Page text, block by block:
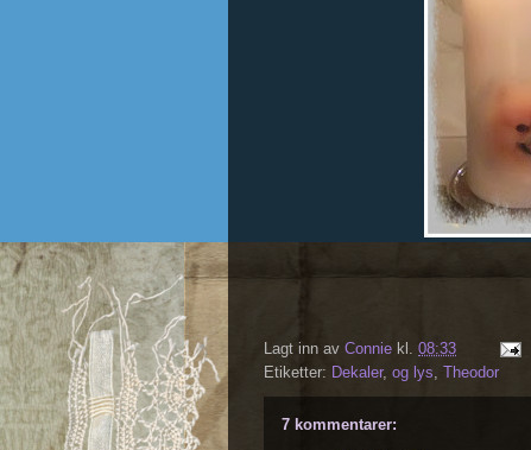
Lagt inn av Connie kl. 08:33
Etiketter: Dekaler, og lys Theodor
7 kommentarer: